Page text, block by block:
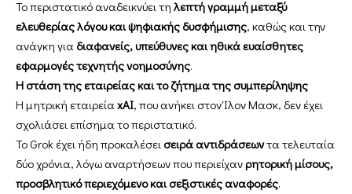
Το περιστατικό αναδεικνύει τη λεπτή γραμμή μεταξύ
ελευθερίας λόγου και ψηφιακής δυσφήμισης, καθώς και την
ανάγκη για διαφανείς, υπεύθυνες και ηθικά ευαίσθητες
εφαρμογές τεχνητής νοημοσύνης.
Η στάση της εταιρείας και το ζήτημα της συμπερίληψης
Η μητρική εταιρείαxAI, που ανήκει στον Ίλον Μασκ, δεν έχει
σχολιάσει επίσημα το περιστατικό.
Το Grok έχει ήδη προκαλέσει σειρά αντιδράσεωντα τελευταία
δύο χρόνια, λόγω αναρτήσεων που περιείχανρητορική μίσους,
προσβλητικό περιεχόμενο και σεξιστικές αναφορές.